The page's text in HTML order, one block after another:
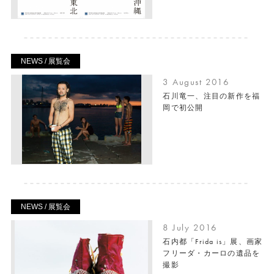
NEWS / 展覧会
3 August 2016
石川竜一、注目の新作を福
岡で初公開
NEWS / 展覧会
8 July 2016
石内都「Frida is」展、画家
フリーダ・カーロの遺品を
撮影